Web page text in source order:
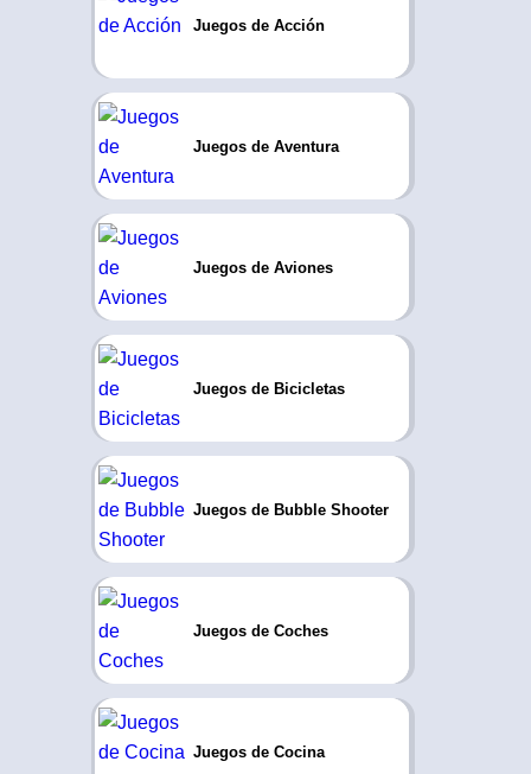
Juegos de Acción
Juegos de Aventura
Juegos de Aviones
Juegos de Bicicletas
Juegos de Bubble Shooter
Juegos de Coches
Juegos de Cocina